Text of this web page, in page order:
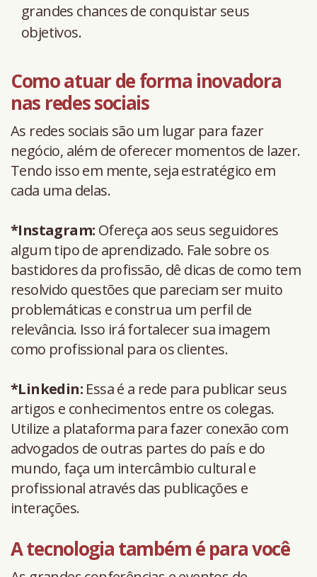
grandes chances de conquistar seus
objetivos.
Como atuar de forma inovadora
nas redes sociais
As redes sociais são um lugar para fazer
negócio, além de oferecer momentos de lazer.
Tendo isso em mente, seja estratégico em
cada uma delas.
*Instagram: Ofereça aos seus seguidores
algum tipo de aprendizado. Fale sobre os
bastidores da profissão, dê dicas de como tem
resolvido questões que pareciam ser muito
problemáticas e construa um perfil de
relevância. Isso irá fortalecer sua imagem
como profissional para os clientes.
*Linkedin: Essa é a rede para publicar seus
artigos e conhecimentos entre os colegas.
Utilize a plataforma para fazer conexão com
advogados de outras partes do país e do
mundo, faça um intercâmbio cultural e
profissional através das publicações e
interações.
A tecnologia também é para você